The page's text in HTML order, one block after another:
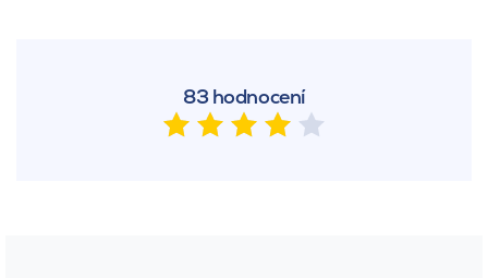
83 hodnocení